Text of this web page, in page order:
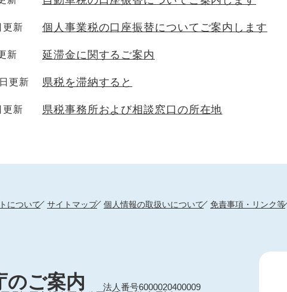
更新 個人事業税の口座振替についてご案内します
新 延滞金に関するご案内
更新 県税を滞納すると
更新 県税事務所および相談窓口の所在地
について サイトマップ 個人情報の取扱いについて 免責事項・リンク等
のご案内
法人番号6000020400009